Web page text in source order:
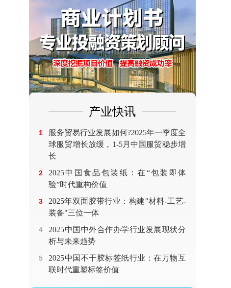
产业快讯
1
服务贸易行业发展如何?2025年一季度全
球服贸增长放缓，1-5月中国服贸稳步增
长
2
2025中国食品包装纸：在“包装即体
验”时代重构价值
3
2025年双面胶带行业：构建"材料-工艺-
装备"三位一体
4
2025中国中外合作办学行业发展现状分
析与未来趋势
5
2025中国不干胶标签纸行业：在万物互
联时代重塑标签价值